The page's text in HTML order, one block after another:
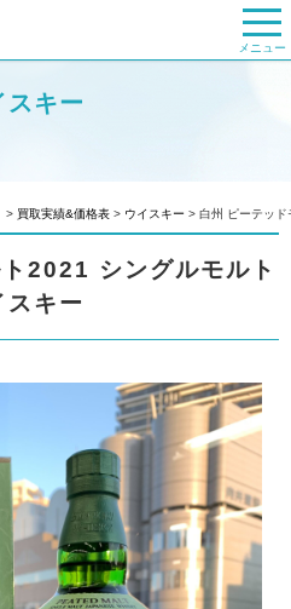
メニュー
スキー
> 買取実績&価格表 > ウイスキー > 白州 ピーテッ
2021 シングルモルト
スキー